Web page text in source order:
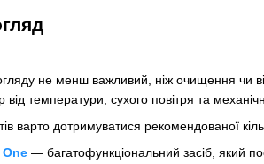
не менш важливий, ніж очищення чи
температури, сухого повітря та
варто дотримуватися рекомендованої
One — багатофункціональний засіб, який